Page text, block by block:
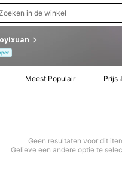
in de winkel
Meest Populair Prijs
Geen resultaten voor dit
Gelieve een andere optie te